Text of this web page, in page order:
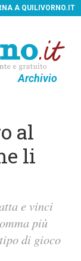
Archivio
A QUILIVORNO.IT
al
li
e vinci
più
di gioco